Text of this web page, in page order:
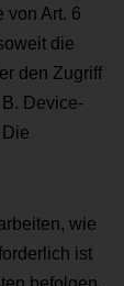
von Art. 6
die
den Zugriff
Device-
wie
ist